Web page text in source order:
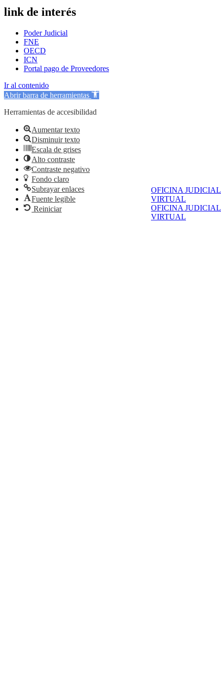
OFICINA JUDICIAL
VIRTUAL
OFICINA JUDICIAL
VIRTUAL
link de interés
Poder Judicial
FNE
OECD
ICN
Portal pago de Proveedores
Ir al contenido
Abrir barra de herramientas
Herramientas de accesibilidad
Aumentar texto
Disminuir texto
Escala de grises
Alto contraste
Contraste negativo
Fondo claro
Subrayar enlaces
Fuente legible
Reiniciar